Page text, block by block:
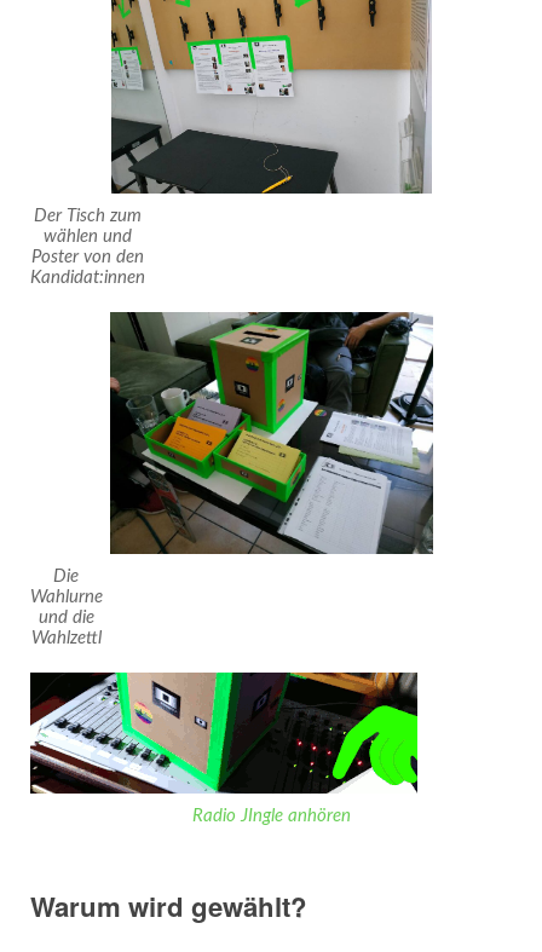
Der Tisch zum
wählen und
Poster von den
Kandidat:innen
Die
Wahlurne
und die
Wahlzettl
Radio JIngle anhören
Warum wird gewählt?